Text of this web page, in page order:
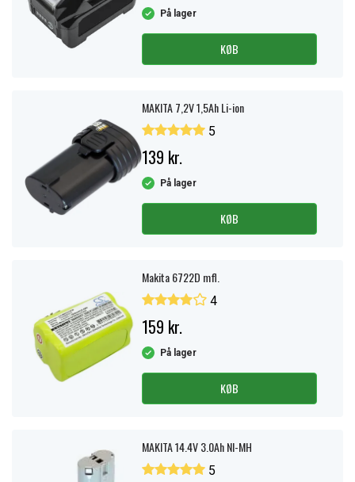
På lager
KØB
MAKITA 7,2V 1,5Ah Li-ion
5
139 kr.
På lager
KØB
Makita 6722D mfl.
4
159 kr.
På lager
KØB
MAKITA 14.4V 3.0Ah NI-MH
5